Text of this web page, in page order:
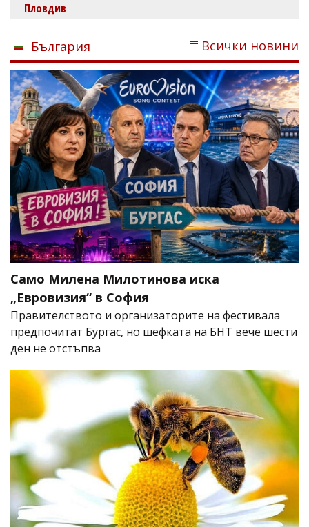
Пловдив
България Всички новини
Само Милена Милотинова иска
„Евровизия“ в София
Правителството и организаторите на фестивала
предпочитат Бургас, но шефката на БНТ вече шести
ден не отстъпва